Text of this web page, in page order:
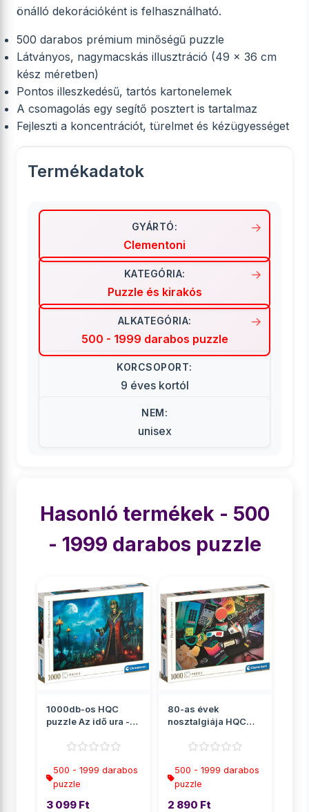
önálló dekorációként is felhasználható.
500 darabos prémium minőségű puzzle
Látványos, nagymacskás illusztráció (49 x 36 cm
kész méretben)
Pontos illeszkedésű, tartós kartonelemek
A csomagolás egy segítő posztert is tartalmaz
Fejleszti a koncentrációt, türelmet és kézügyességet
Termékadatok
GYÁRTÓ:
Clementoni
KATEGÓRIA:
Puzzle és kirakós
ALKATEGÓRIA:
500 - 1999 darabos puzzle
KORCSOPORT:
9 éves kortól
NEM:
unisex
Hasonló termékek - 500
- 1999 darabos puzzle
1000db-os HQC
puzzle Az idő ura -
500 - 1999 darabos
puzzle
3 099 Ft
80-as évek
nosztalgiája HQC
Clementoni
500 - 1999 darabos
puzzle
2 890 Ft